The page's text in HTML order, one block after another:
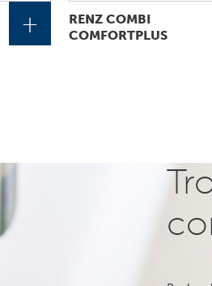
+
RENZ COMBI
COMFORTPLUS